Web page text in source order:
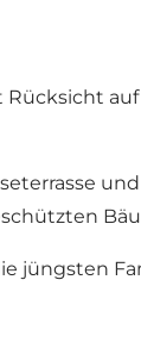
jüngsten